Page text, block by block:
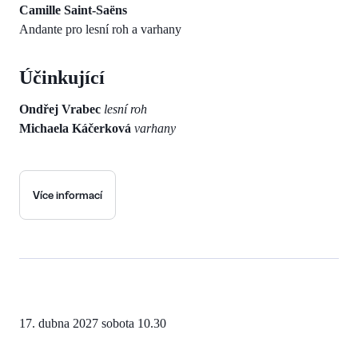
Camille Saint-Saëns
Andante pro lesní roh a varhany
Účinkující
Ondřej Vrabec lesní roh
Michaela Káčerková varhany
Více informací
17. dubna 2027 sobota 10.30